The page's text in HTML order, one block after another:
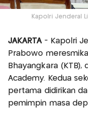
Kapolri Jenderal
JAKARTA- Kapolri
Prabowo
Bhayangkara (KTB),
Academy. Kedua
pertama didirikan
pemimpin masa